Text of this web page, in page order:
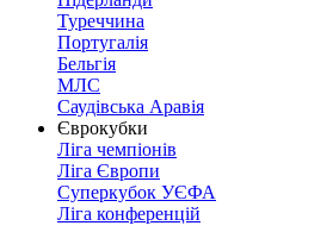
Туреччина
Португалія
Бельгія
МЛС
Саудівська Аравія
Єврокубки
Ліга чемпіонів
Ліга Європи
Суперкубок УЄФА
Ліга конференцій